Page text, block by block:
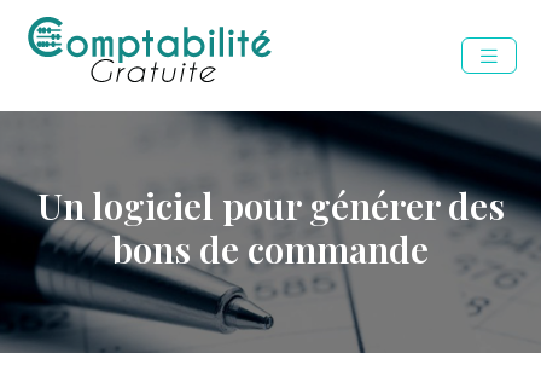
Un logiciel pour générer des
bons de commande